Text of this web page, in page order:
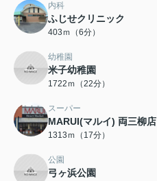
内科
ふじせクリニック
403ｍ（6分）
幼稚園
米子幼稚園
1722ｍ（22分）
スーパー
MARUI(マルイ) 両三柳店
1313ｍ（17分）
公園
弓ヶ浜公園